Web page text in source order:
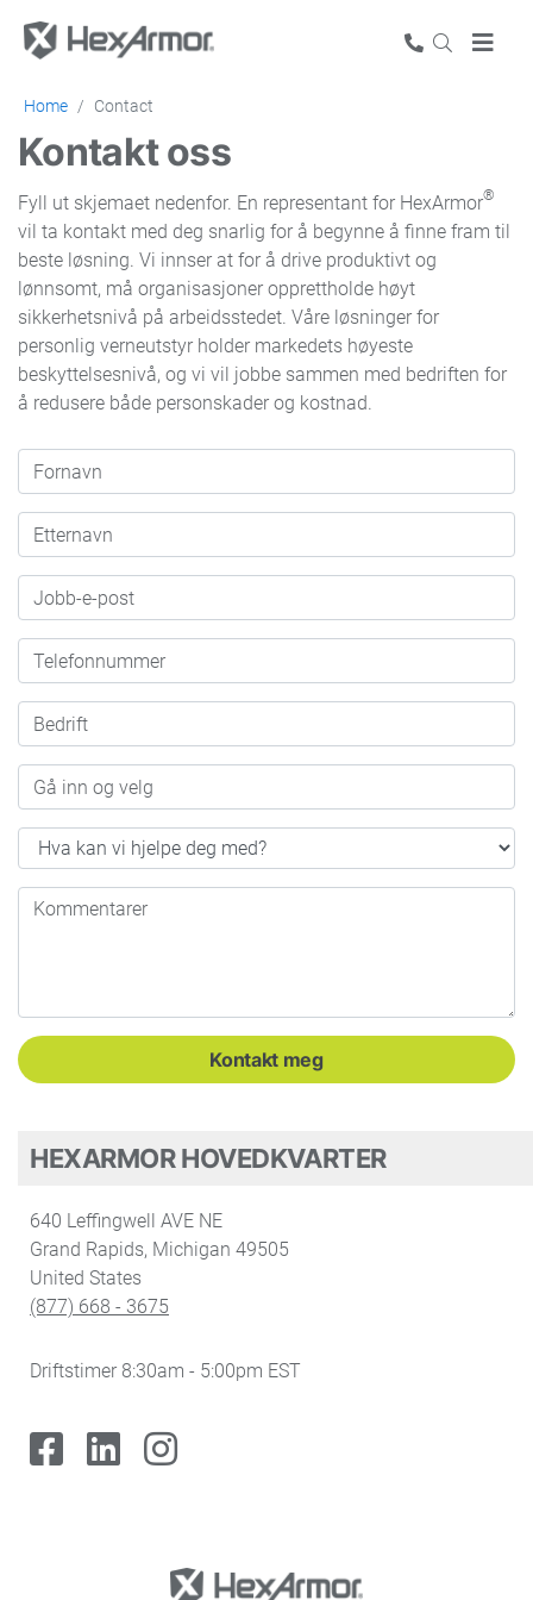
Home Contact
Kontakt oss
Fyll ut skjemaet nedenfor. En representant for HexArmor®
vil ta kontakt med deg snarlig for å begynne å finne fram til
beste løsning. Vi innser at for å drive produktivt og
lønnsomt, må organisasjoner opprettholde høyt
sikkerhetsnivå på arbeidsstedet. Våre løsninger for
personlig verneutstyr holder markedets høyeste
beskyttelsesnivå, og vi vil jobbe sammen med bedriften for
å redusere både personskader og kostnad.
Fornavn
Etternavn
Jobb-e-post
Telefonnummer
Bedrift
Gå inn og velg
Hva kan vi hjelpe deg med?
Kommentarer
HEXARMOR HOVEDKVARTER
640 Leffingwell AVE NE
Grand Rapids, Michigan 49505
United States
(877) 668 - 3675
Driftstimer 8:30am - 5:00pm EST